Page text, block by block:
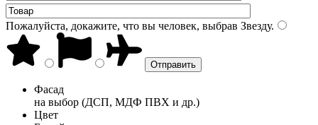
Пожалуйста, докажите, что вы человек, выбрав Звезду.
Фасад
на выбор (ДСП, МДФ ПВХ и др.)
Цвет